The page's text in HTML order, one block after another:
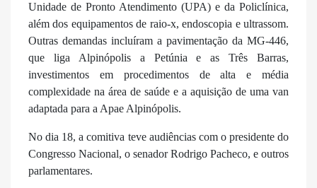
Unidade de Pronto Atendimento (UPA) e da Policlínica,
além dos equipamentos de raio-x, endoscopia e ultrassom.
Outras demandas incluíram a pavimentação da MG-446,
que liga Alpinópolis a Petúnia e as Três Barras,
investimentos em procedimentos de alta e média
complexidade na área de saúde e a aquisição de uma van
adaptada para a Apae Alpinópolis.
No dia 18, a comitiva teve audiências com o presidente do
Congresso Nacional, o senador Rodrigo Pacheco, e outros
parlamentares.